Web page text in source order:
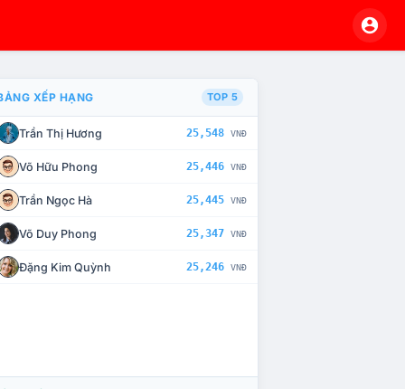
CHẾ TÀI XỬ LÝ VI PHẠM
XẾP HẠNG TOP 5
Trần Thị Hương 25,548 VNĐ
Võ Hữu Phong 25,446 VNĐ
Trần Ngọc Hà 25,445 VNĐ
Võ Duy Phong 25,347 VNĐ
Đặng Kim Quỳnh 25,246 VNĐ